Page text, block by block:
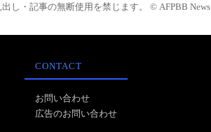
し・記事の無断使用を禁じます。 © AFPBB News
CONTACT
お問い合わせ
広告のお問い合わせ